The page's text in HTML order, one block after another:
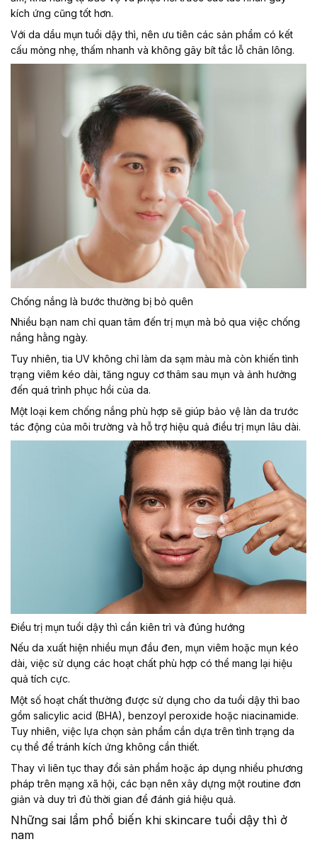
kích ứng cũng tốt hơn.
Với da dầu mụn tuổi dậy thì, nên ưu tiên các sản phẩm có kết
cấu mỏng nhẹ, thấm nhanh và không gây bít tắc lỗ chân lông.
Chống nắng là bước thường bị bỏ quên
Nhiều bạn nam chỉ quan tâm đến trị mụn mà bỏ qua việc chống
nắng hằng ngày.
Tuy nhiên, tia UV không chỉ làm da sạm màu mà còn khiến tình
trạng viêm kéo dài, tăng nguy cơ thâm sau mụn và ảnh hưởng
đến quá trình phục hồi của da.
Một loại kem chống nắng phù hợp sẽ giúp bảo vệ làn da trước
tác động của môi trường và hỗ trợ hiệu quả điều trị mụn lâu dài.
Điều trị mụn tuổi dậy thì cần kiên trì và đúng hướng
Nếu da xuất hiện nhiều mụn đầu đen, mụn viêm hoặc mụn kéo
dài, việc sử dụng các hoạt chất phù hợp có thể mang lại hiệu
quả tích cực.
Một số hoạt chất thường được sử dụng cho da tuổi dậy thì bao
gồm salicylic acid (BHA), benzoyl peroxide hoặc niacinamide.
Tuy nhiên, việc lựa chọn sản phẩm cần dựa trên tình trạng da
cụ thể để tránh kích ứng không cần thiết.
Thay vì liên tục thay đổi sản phẩm hoặc áp dụng nhiều phương
pháp trên mạng xã hội, các bạn nên xây dựng một routine đơn
giản và duy trì đủ thời gian để đánh giá hiệu quả.
Những sai lầm phổ biến khi skincare tuổi dậy thì ở
nam